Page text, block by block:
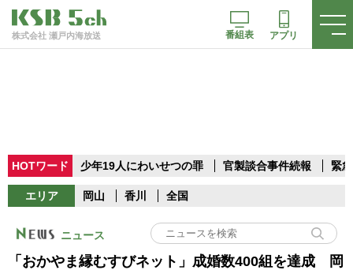
株式会社 瀬戸内海放送 番組表 アプリ
HOTワード 少年19人にわいせつの罪 官製談合事件続報 緊
エリア 岡山 香川 全国
ニュース
「おかやま縁むすびネット」成婚数400組を達成 岡